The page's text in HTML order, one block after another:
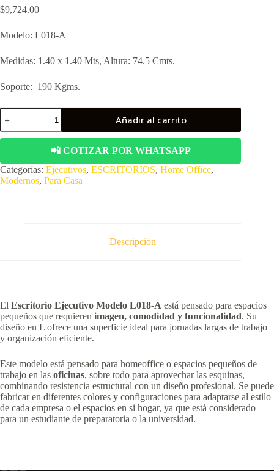
$9,724.00
Modelo: L018-A
Medidas: 1.40 x 1.40 Mts, Altura: 74.5 Cmts.
Soporte: 190 Kgms.
Escritorio
estudiantil
en
L,
cajonera
y
base
Añadir al carrito
📲 COTIZAR POR WHATSAPP
Categorías: Ejecutivos, ESCRITORIOS, Home Office,
Modernos, Para Casa
Descripción
El Escritorio Ejecutivo Modelo L018-A está pensado para espacios
pequeños que requieren imagen, comodidad y funcionalidad. Su
diseño en L ofrece una superficie ideal para jornadas largas de trabajo
y organización eficiente.
Este modelo está pensado para homeoffice o espacios pequeños de
trabajo en las oficinas, sobre todo para aprovechar las esquinas,
combinando resistencia estructural con un diseño profesional. Se puede
fabricar en diferentes colores y configuraciones para adaptarse al estilo
de cada empresa o el espacios en si hogar, ya que está considerado
para un estudiante de preparatoria o la universidad.